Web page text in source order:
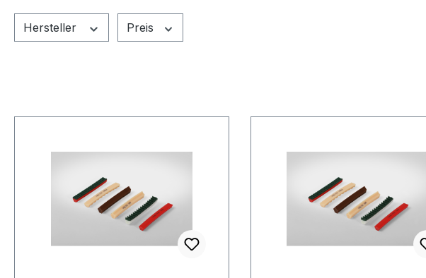
Hersteller Preis